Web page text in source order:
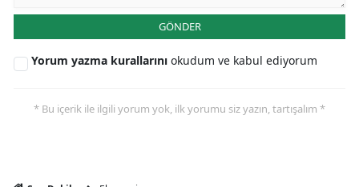
GÖNDER
Yorum yazma kurallarını okudum ve kabul ediyorum
* Bu içerik ile ilgili yorum yok, ilk yorumu siz yazın, tartışalım *